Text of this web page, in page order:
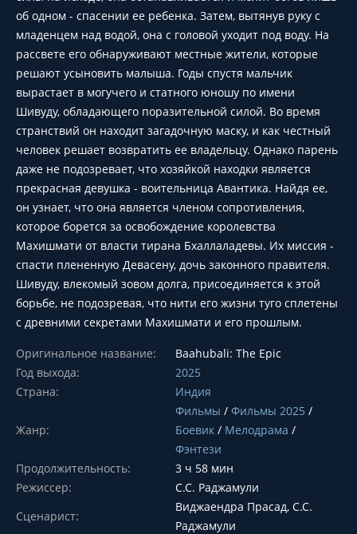
об одном - спасении ее ребенка. Затем, вытянув руку с
младенцем над водой, она с головой уходит под воду. На
рассвете его обнаруживают местные жители, которые
решают усыновить малыша. Годы спустя мальчик
вырастает в могучего и статного юношу по имени
Шивуду, обладающего поразительной силой. Во время
странствий он находит загадочную маску, и как честный
человек решает возвратить ее владельцу. Однако парень
даже не подозревает, что хозяйкой находки является
прекрасная девушка - воительница Авантика. Найдя ее,
он узнает, что она является членом сопротивления,
которое борется за освобождение королевства
Махишмати от власти тирана Бхаллаладевы. Их миссия -
спасти плененную Девасену, дочь законного правителя.
Шивуду, влекомый зовом долга, присоединяется к этой
борьбе, не подозревая, что нити его жизни туго сплетены
с древними секретами Махишмати и его прошлым.
Оригинальное название:
Baahubali: The Epic
Год выхода:
2025
Страна:
Индия
Жанр:
Фильмы / Фильмы 2025 /
Боевик / Мелодрама /
Фэнтези
Продолжительность:
3 ч 58 мин
Режиссер:
С.С. Раджамули
Сценарист:
Виджаендра Прасад, С.С.
Раджамули